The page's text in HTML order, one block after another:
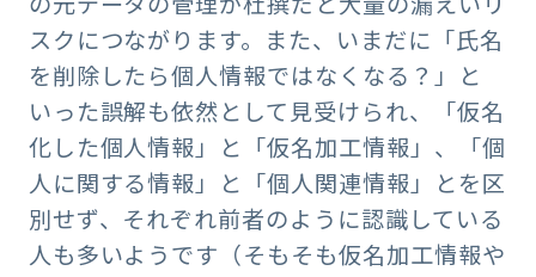
スクにつながります。また、いまだに「氏名
を削除したら個人情報ではなくなる？」と
いった誤解も依然として見受けられ、「仮名
化した個人情報」と「仮名加工情報」、「個
人に関する情報」と「個人関連情報」とを区
別せず、それぞれ前者のように認識している
人も多いようです（そもそも仮名加工情報や